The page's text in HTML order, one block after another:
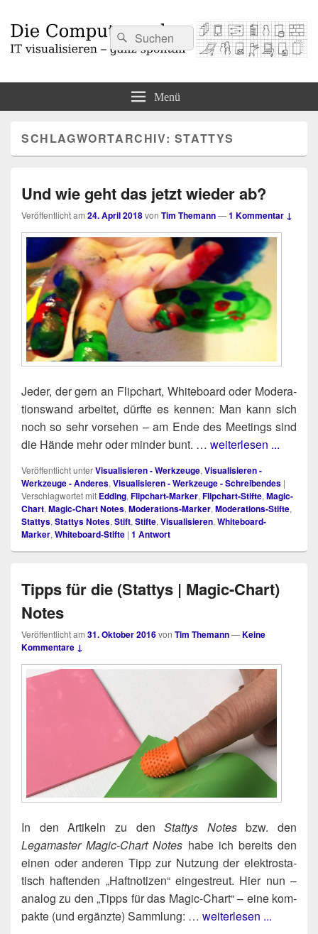
Suchen
nach:
Suchen
Menü
SCHLAGWORTARCHIV: STATTYS
Und wie geht das jetzt wieder ab?
Veröffentlicht am 24. April 2018von Tim Themann—1 Kommentar ↓
Jeder, der gern an Flip­chart, White­board oder Mode­ra­
ti­ons­wand arbei­tet, dürf­te es ken­nen: Man kann sich
noch so sehr vor­se­hen – am Ende des Mee­tings sind
die Hän­de mehr oder min­der bunt. … weiterlesen ...
Veröffentlicht unterVisualisieren - Werkzeuge, Visualisieren -
Werkzeuge - Anderes, Visualisieren - Werkzeuge - Schreibendes |
Verschlagwortet mit Edding, Flipchart-Marker, Flipchart-Stifte, Magic-
Chart, Magic-Chart Notes, Moderations-Marker, Moderations-Stifte,
Stattys, Stattys Notes, Stift, Stifte, Visualisieren, Whiteboard-
Marker, Whiteboard-Stifte | 1 Antwort
Tipps für die (Stattys | Magic-Chart)
Notes
Veröffentlicht am 31. Oktober 2016von Tim Themann—Keine
Kommentare ↓
In den Arti­keln zu denStat­tys Notesbzw. den
Legamas­ter Magic-Chart Notes habe ich bereits den
einen oder ande­ren Tipp zur Nut­zung der elek­tro­sta­
tisch haf­ten­den „Haft­no­ti­zen“ ein­ge­streut. Hier nun –
ana­log zu den „Tipps für das Magic-Chart“ – eine kom­
pak­te (und ergänz­te) Sammlung: … weiterlesen ...